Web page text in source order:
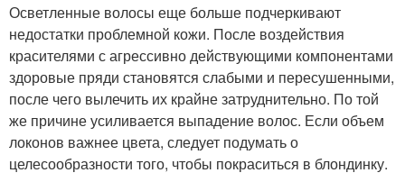
Осветленные волосы еще больше подчеркивают
недостатки проблемной кожи. После воздействия
красителями с агрессивно действующими компонентами
здоровые пряди становятся слабыми и пересушенными,
после чего вылечить их крайне затруднительно. По той
же причине усиливается выпадение волос. Если объем
локонов важнее цвета, следует подумать о
целесообразности того, чтобы покраситься в блондинку.